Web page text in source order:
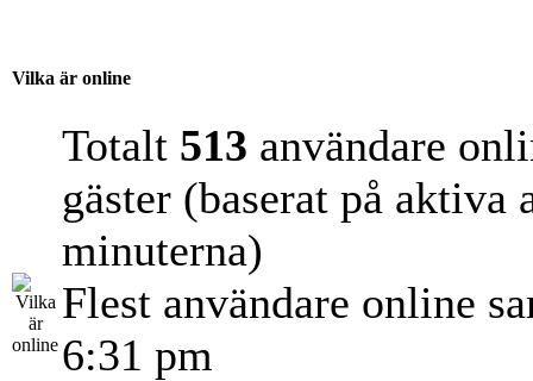
Vilka är online
Totalt 513 användare
gäster (baserat på aktiva
minuterna)
Flest användare online
6:31 pm